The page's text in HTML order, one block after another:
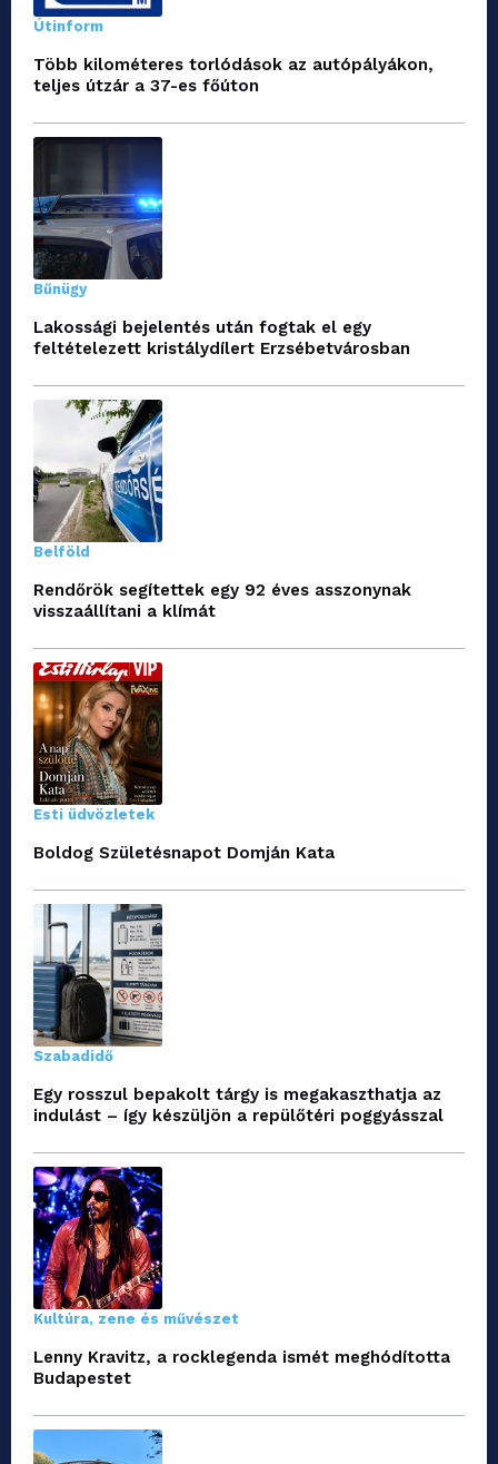
Útinform
Több kilométeres torlódások az autópályákon,
teljes útzár a 37-es főúton
Bűnügy
Lakossági bejelentés után fogtak el egy
feltételezett kristálydílert Erzsébetvárosban
Belföld
Rendőrök segítettek egy 92 éves asszonynak
visszaállítani a klímát
Esti üdvözletek
Boldog Születésnapot Domján Kata
Szabadidő
Egy rosszul bepakolt tárgy is megakaszthatja az
indulást – így készüljön a repülőtéri poggyásszal
Kultúra, zene és művészet
Lenny Kravitz, a rocklegenda ismét meghódította
Budapestet